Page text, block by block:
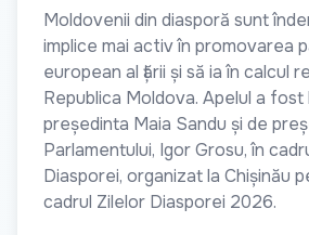
Moldovenii din diasporă sunt
implice mai activ în promovarea
european al țării și să ia în calcul
Republica Moldova. Apelul a fost
președinta Maia Sandu și de
Parlamentului, Igor Grosu, în
Diasporei, organizat la Chișinău
cadrul Zilelor Diasporei 2026.